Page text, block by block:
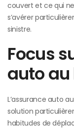
couvert et ce qui
s’avérer
sinistre.
Focus
auto
L’assurance auto
solution
habitudes de